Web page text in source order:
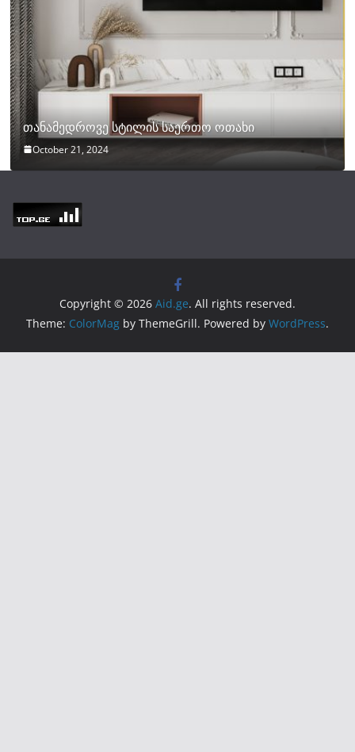
თანამედროვე სტილის საერთო ოთახი
October 21, 2024
Copyright © 2026 Aid.ge. All rights reserved.
Theme: ColorMag by ThemeGrill. Powered by WordPress.